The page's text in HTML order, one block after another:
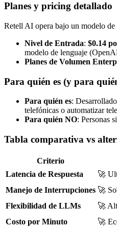
Planes y pricing detallado
Retell AI opera bajo un modelo de
Nivel de Entrada: $0.14
modelo de lenguaje
Planes de Volumen
Para quién es (y para
Para quién es:
telefónicas o automatizar
Para quién NO: Personas
Tabla comparativa vs
Criterio
Latencia de Respuesta
🚀
Manejo de Interrupciones 🚀
Flexibilidad de LLMs
🚀
Costo por Minuto
🚀